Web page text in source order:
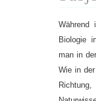
Während
Biologie
man in
Wie in